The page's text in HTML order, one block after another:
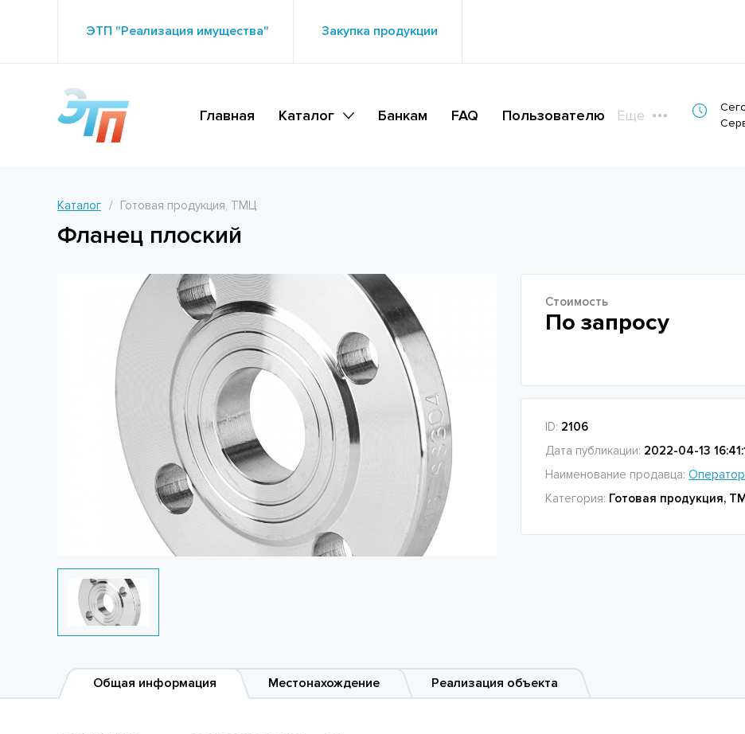
ЭТП "Реализация имущества" Закупка продукции
Главная Каталог Банкам FAQ Пользователю Еще
Каталог Готовая продукция, ТМЦ
Фланец плоский
Стоимость
По запросу
ID: 2106
Дата публикации: 2022-04-13
Наименование продавца:
Категория: Готовая продукция,
Общая информация Местонахождение Реализация объекта